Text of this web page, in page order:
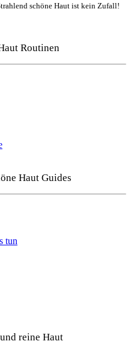
schöne Haut ist kein Zufall!
Routinen
Haut Guides
reine Haut